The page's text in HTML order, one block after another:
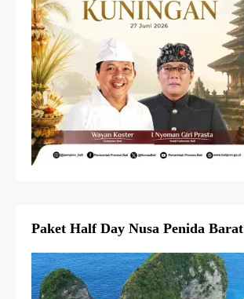
Paket Half Day Nusa Penida Barat